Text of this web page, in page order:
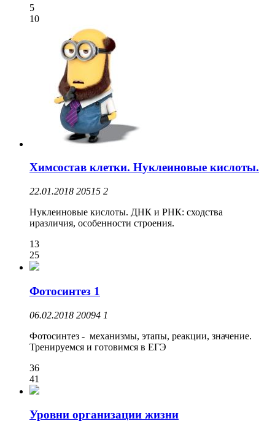
5
10
Химсостав клетки. Нуклеиновые кислоты.
22.01.2018 20515 2
Нуклеиновые кислоты. ДНК и РНК: сходства
иразличия, особенности строения.
13
25
Фотосинтез 1
06.02.2018 20094 1
Фотосинтез - механизмы, этапы, реакции, значение.
Тренируемся и готовимся в ЕГЭ
36
41
Уровни организации жизни